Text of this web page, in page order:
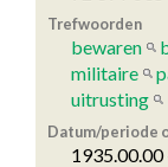
Trefwoorden
bewaren
militaire
uitrusting
Datum/periode